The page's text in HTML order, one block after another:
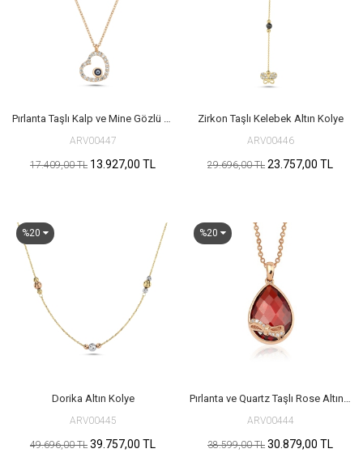
Pırlanta Taşlı Kalp ve Mine Gözlü Kırmızı Altın Kolye
ARV00447
17.409,00 TL 13.927,00 TL
Zirkon Taşlı Kelebek Altın Kolye
ARV00446
29.696,00 TL 23.757,00 TL
%20
Dorika Altın Kolye
ARV00445
49.696,00 TL 39.757,00 TL
%20
Pırlanta ve Quartz Taşlı Rose Altın Kolye
ARV00444
38.599,00 TL 30.879,00 TL